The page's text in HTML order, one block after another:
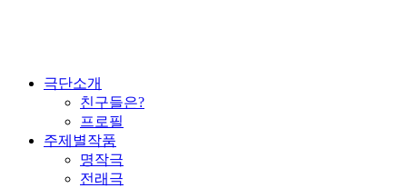
극단소개
친구들은?
프로필
주제별작품
명작극
전래극